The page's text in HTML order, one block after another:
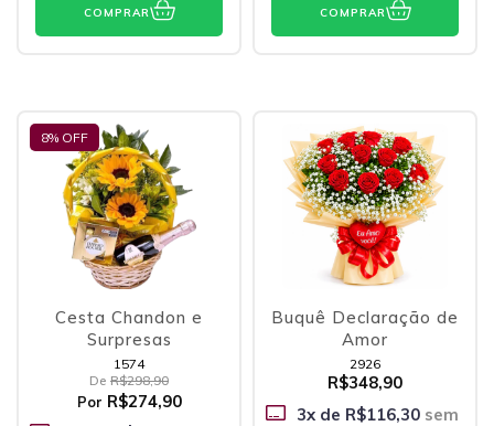
COMPRAR COMPRAR
8% OFF
Cesta Chandon e
Surpresas
1574
De R$298,90
Por R$274,90
Buquê Declaração de
Amor
2926
R$348,90
3x de R$116,30sem